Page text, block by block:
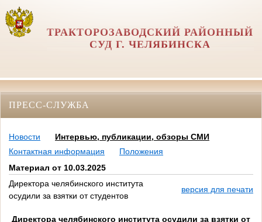
ТРАКТОРОЗАВОДСКИЙ РАЙОННЫЙ
СУД Г. ЧЕЛЯБИНСКА
ПРЕСС-СЛУЖБА
Новости
Интервью, публикации, обзоры СМИ
Контактная информация
Положения
Материал от 10.03.2025
Директора челябинского института
осудили за взятки от студентов
версия для печати
Директора челябинского института осудили за взятки от